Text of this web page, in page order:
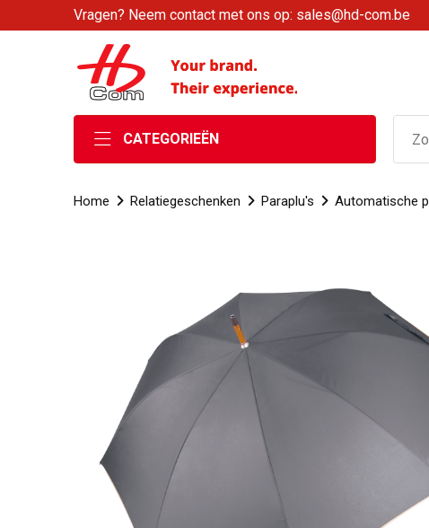
Vragen? Neem contact met ons op: sales@hd-com.be
CATEGORIEËN
Home Relatiegeschenken Paraplu's Automatische